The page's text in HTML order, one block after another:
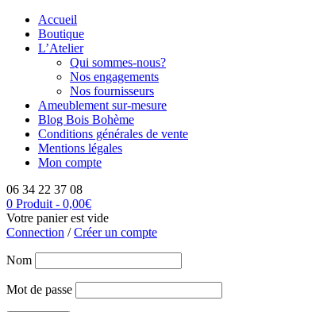
Accueil
Boutique
L’Atelier
Qui sommes-nous?
Nos engagements
Nos fournisseurs
Ameublement sur-mesure
Blog Bois Bohème
Conditions générales de vente
Mentions légales
Mon compte
06 34 22 37 08
0 Produit - 0,00€
Votre panier est vide
Connection /Créer un compte
Nom
Mot de passe